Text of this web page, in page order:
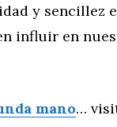
y sencillez
influir en
mano…